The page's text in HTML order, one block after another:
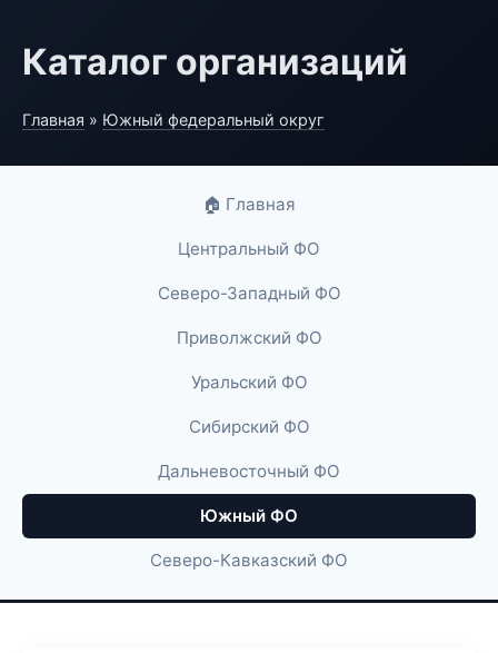
Каталог организаций
Главная » Южный федеральный округ
🏠 Главная
Центральный ФО
Северо-Западный ФО
Приволжский ФО
Уральский ФО
Сибирский ФО
Дальневосточный ФО
Южный ФО
Северо-Кавказский ФО